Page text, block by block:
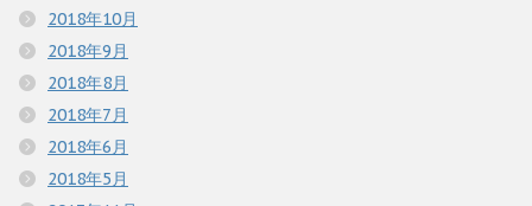
2018年10月
2018年9月
2018年8月
2018年7月
2018年6月
2018年5月